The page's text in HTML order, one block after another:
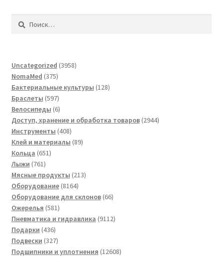
Найти:
Uncategorized 39583958
NomaMed 375375
товаров
Бактериальные культуры 128128
Браслеты 597597
товаров
Велосипеды 66
товаров
Доступ, хранение и обработка товаров 29442944
Инструменты 408408
товаров
Клей и материалы 8989
Кольца 651651
Лыжи 761761
товар
Мясные продукты 213213
Оборудование 81648164
товара
Оборудование для склонов 6666
Ожерелья 581581
товар
Пневматика и гидравлика 91129112
Подарки 436436
товаров
Подвески 327327
товаров
Подшипники и уплотнения 1260812608